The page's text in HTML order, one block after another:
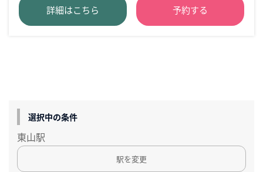
詳細はこちら 予約する
選択中の条件
東山駅
駅を変更